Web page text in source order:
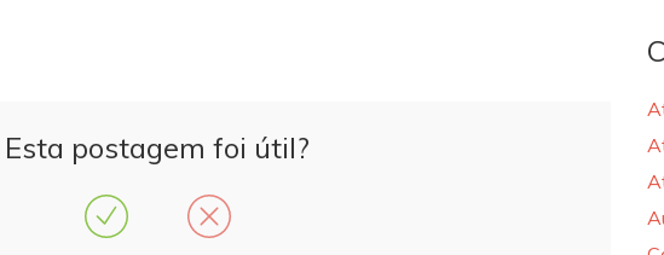
Esta postagem foi útil?